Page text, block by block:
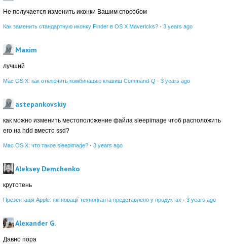
Не получается изменить иконки Вашим способом
Как заменить стандартную иконку Finder в OS X Mavericks? · 3 years ago
Maxim
лучший
Mac OS X: как отключить комбинацию клавиш Command-Q · 3 years ago
astepankovskiy
как можно изменить местоположение файла sleepimage чтоб расположить
его на hdd вместо ssd?
Mac OS X: что такое sleepimage? · 3 years ago
Aleksey Demchenko
крутотень
Презентація Apple: які новації техногіганта представлено у продуктах · 3 years ago
Alexander G.
Давно пора